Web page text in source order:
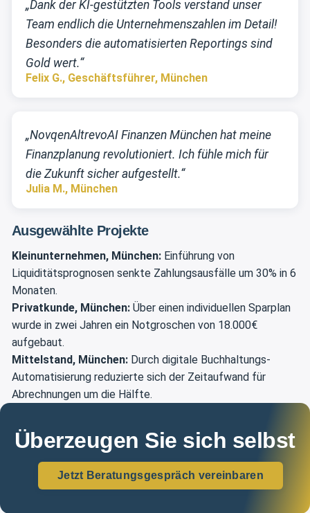
„Dank der KI-gestützten Tools verstand unser
Team endlich die Unternehmenszahlen im Detail!
Besonders die automatisierten Reportings sind
Gold wert.“
Felix G., Geschäftsführer, München
„NovqenAltrevoAI Finanzen München hat meine
Finanzplanung revolutioniert. Ich fühle mich für
die Zukunft sicher aufgestellt.“
Julia M., München
Ausgewählte Projekte
Kleinunternehmen, München:Einführung von
Liquiditätsprognosen senkte Zahlungsausfälle um 30% in 6
Monaten.
Privatkunde, München:Über einen individuellen Sparplan
wurde in zwei Jahren ein Notgroschen von 18.000€
aufgebaut.
Mittelstand, München:Durch digitale Buchhaltungs-
Automatisierung reduzierte sich der Zeitaufwand für
Abrechnungen um die Hälfte.
Überzeugen Sie sich selbst
Jetzt Beratungsgespräch vereinbaren